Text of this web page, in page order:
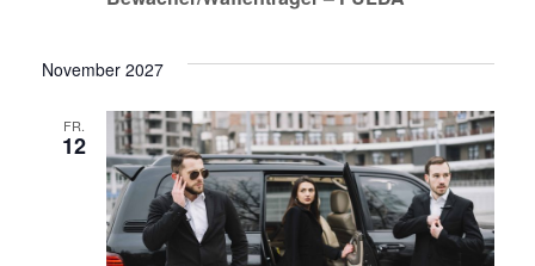
November 2027
FR.
12